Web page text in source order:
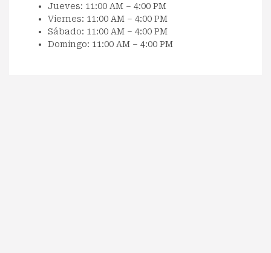
Jueves: 11:00 AM – 4:00 PM
Viernes: 11:00 AM – 4:00 PM
Sábado: 11:00 AM – 4:00 PM
Domingo: 11:00 AM – 4:00 PM